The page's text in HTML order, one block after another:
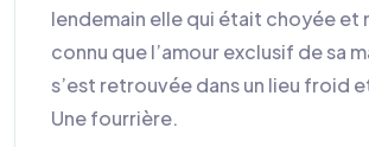
lendemain elle qui était choyée et
connu que l’amour exclusif de sa
s’est retrouvée dans un lieu froid
Une fourrière.